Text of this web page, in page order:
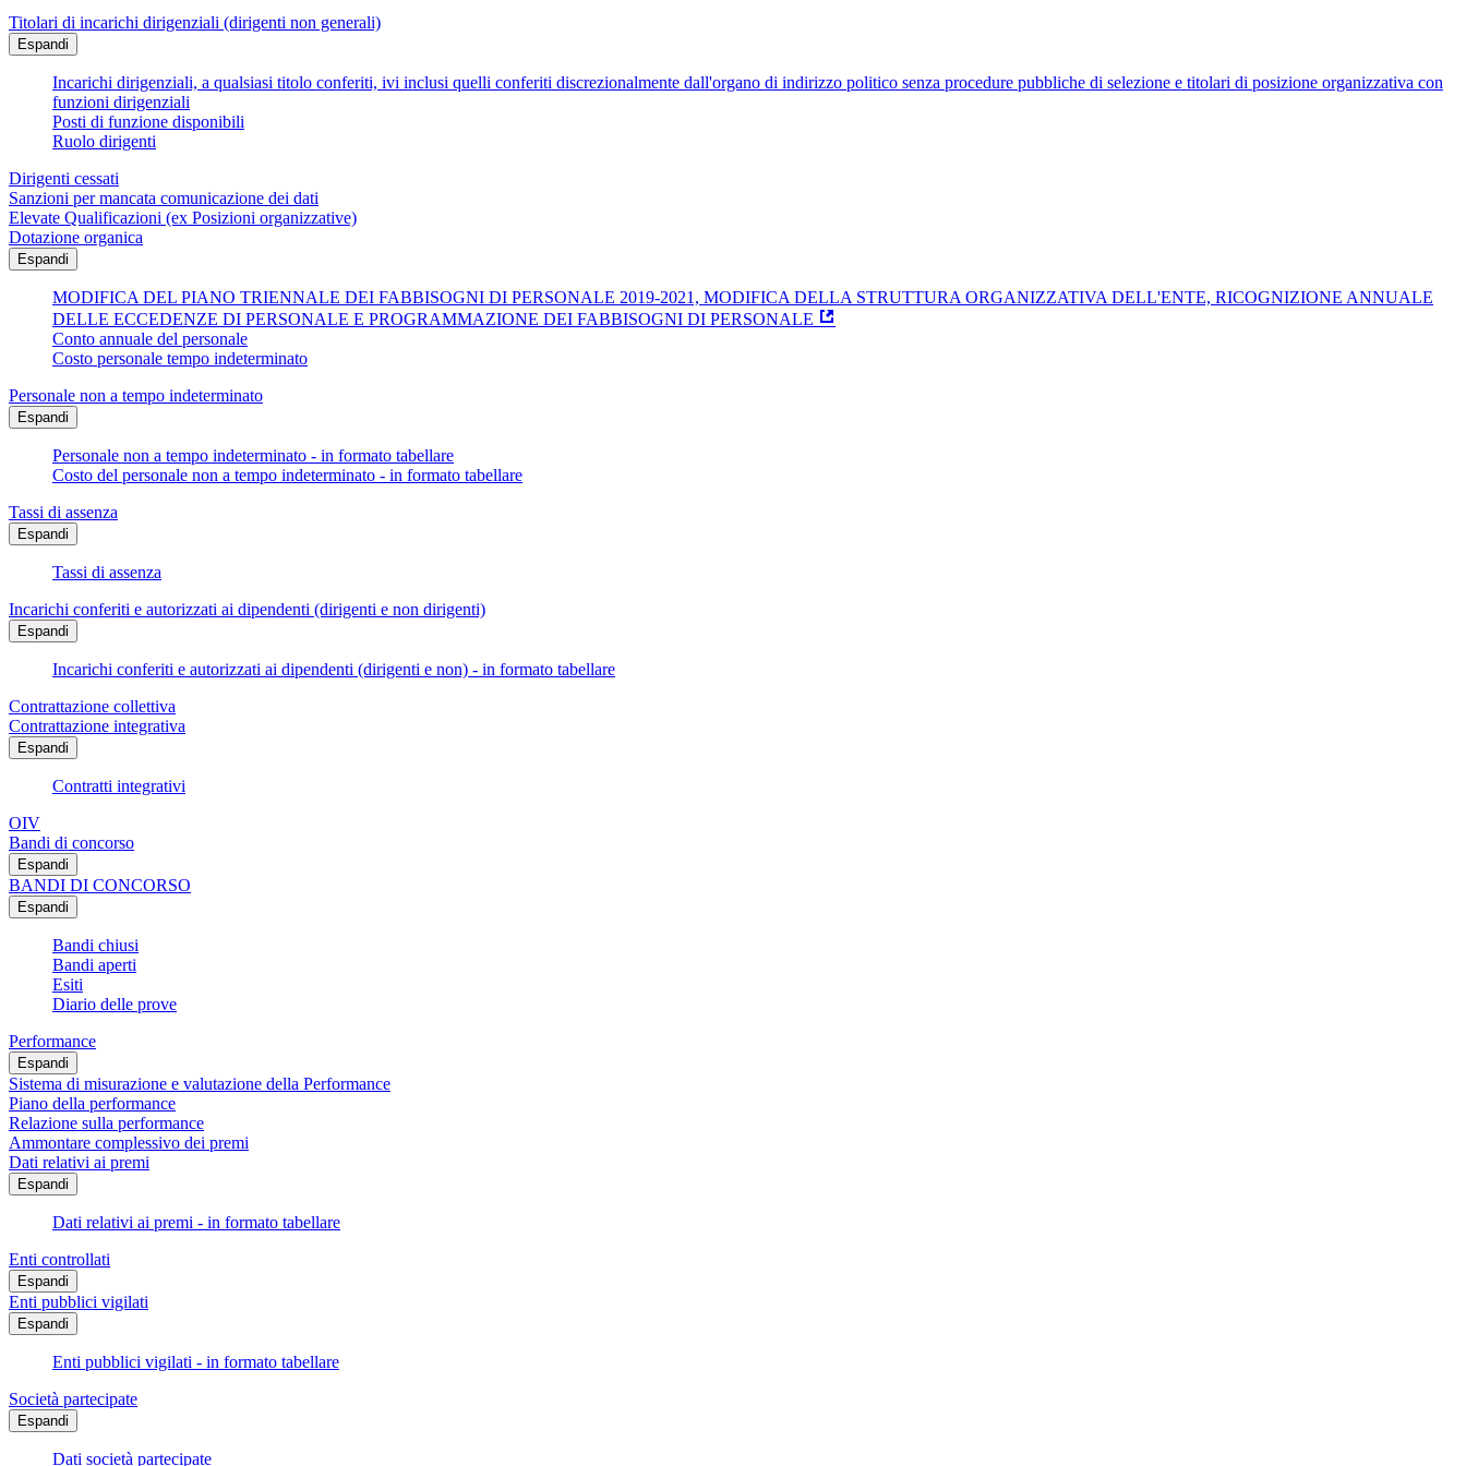
Titolari di incarichi dirigenziali (dirigenti non generali)
Espandi
Incarichi dirigenziali, a qualsiasi titolo conferiti, ivi inclusi quelli conferiti discrezionalmente dall'organo di indirizzo politico senza procedure pubbliche di selezione e titolari di posizione organizzativa con
funzioni dirigenziali
Posti di funzione disponibili
Ruolo dirigenti
Dirigenti cessati
Sanzioni per mancata comunicazione dei dati
Elevate Qualificazioni (ex Posizioni organizzative)
Dotazione organica
Espandi
MODIFICA DEL PIANO TRIENNALE DEI FABBISOGNI DI PERSONALE 2019-2021, MODIFICA DELLA STRUTTURA ORGANIZZATIVA DELL'ENTE, RICOGNIZIONE ANNUALE
DELLE ECCEDENZE DI PERSONALE E PROGRAMMAZIONE DEI FABBISOGNI DI PERSONALE
Conto annuale del personale
Costo personale tempo indeterminato
Personale non a tempo indeterminato
Espandi
Personale non a tempo indeterminato - in formato tabellare
Costo del personale non a tempo indeterminato - in formato tabellare
Tassi di assenza
Espandi
Tassi di assenza
Incarichi conferiti e autorizzati ai dipendenti (dirigenti e non dirigenti)
Espandi
Incarichi conferiti e autorizzati ai dipendenti (dirigenti e non) - in formato tabellare
Contrattazione collettiva
Contrattazione integrativa
Espandi
Contratti integrativi
OIV
Bandi di concorso
Espandi
BANDI DI CONCORSO
Espandi
Bandi chiusi
Bandi aperti
Esiti
Diario delle prove
Performance
Espandi
Sistema di misurazione e valutazione della Performance
Piano della performance
Relazione sulla performance
Ammontare complessivo dei premi
Dati relativi ai premi
Espandi
Dati relativi ai premi - in formato tabellare
Enti controllati
Espandi
Enti pubblici vigilati
Espandi
Enti pubblici vigilati - in formato tabellare
Società partecipate
Espandi
Dati società partecipate